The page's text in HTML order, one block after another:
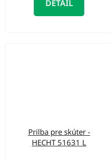
DETAIL
Prilba pre skúter -
HECHT 51631 L